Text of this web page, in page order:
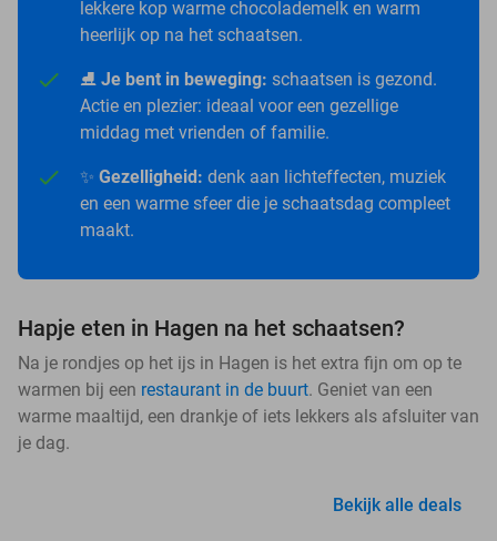
lekkere kop warme chocolademelk en warm
heerlijk op na het schaatsen.
⛸️ Je bent in beweging: schaatsen is gezond.
Actie en plezier: ideaal voor een gezellige
middag met vrienden of familie.
✨ Gezelligheid: denk aan lichteffecten, muziek
en een warme sfeer die je schaatsdag compleet
maakt.
Hapje eten in Hagen na het schaatsen?
Na je rondjes op het ijs in Hagen is het extra fijn om op te
warmen bij een restaurant in de buurt. Geniet van een
warme maaltijd, een drankje of iets lekkers als afsluiter van
je dag.
Bekijk alle deals